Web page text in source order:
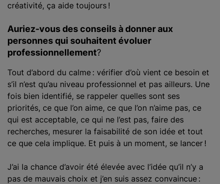
créativité, ça aide toujours !
Auriez-vous des conseils à donner aux
personnes qui souhaitent évoluer
professionnellement?
Tout d’abord du calme : vérifier d’où vient ce besoin et
s’il n’est qu’au niveau professionnel et pas ailleurs. Une
fois bien identifié, se rappeler quelles sont ses
priorités, ce que l’on aime, ce que l’on n’aime pas, ce
qui est acceptable, ce qui ne l’est pas, faire des
recherches, mesurer la faisabilité de son idée et tout
ce que cela implique. Et puis à un moment, se lancer !
J’ai la chance d’avoir été élevée avec l’idée qu’il n’y a
pas de mauvais choix et j’en suis assez convaincue :